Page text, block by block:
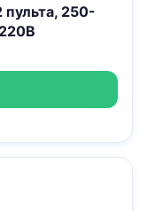
пульта, 250-